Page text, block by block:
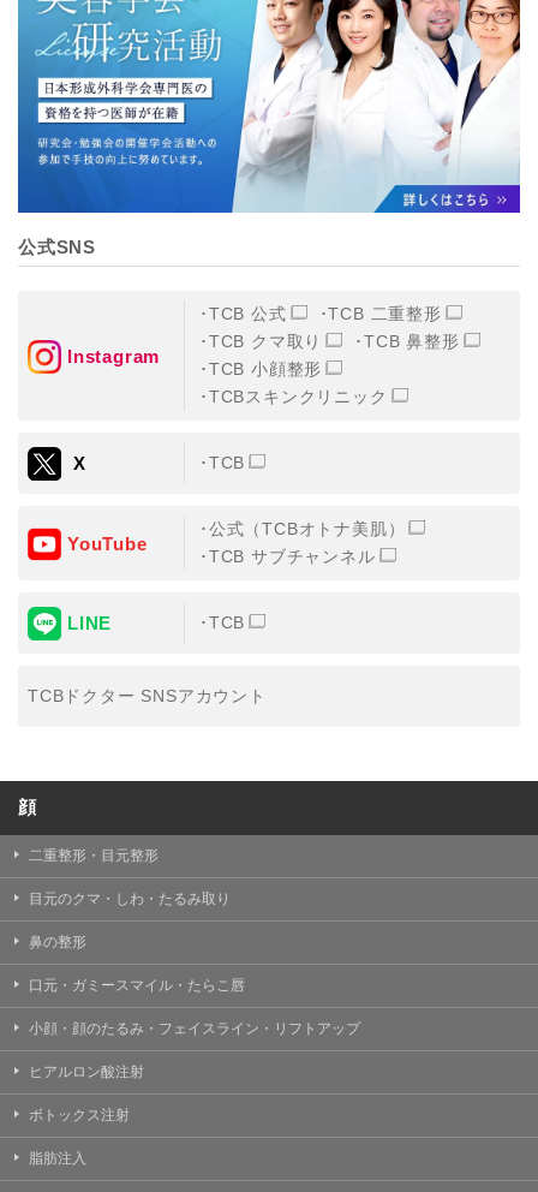
TCBグループは、取り扱う個人情報を、厳正な管理の下
に蓄積・保管し、当該個人情報への不正アクセス・紛
失・破壊・改ざんおよび漏洩等を防止するため、必要か
つ適切な組織的・人的・物理的・技術的防御措置を講じ
ます。
【個人情報の共同利用について】
TCBグループは、【利用目的】達成に必要な範囲で、取
得情報を共同して利用することがあります。
なお、共同利用にあたっては、一般社団法人メディカル
す。
一般社団法人メディカルアライアンス
①共同して利用される情報
②共同して利用する者の範囲
③共同利用する者の利用目的
【外部委託について】
おいて、取得情報の取扱いの全部または一部を外部の業
務委託先に委託することがあります。取得情報の取り扱
TCBグループは、個人情報保護法その他の法令により認
められる場合を除き、患者様の同意なしに、取得情報を
ん。
【個人情報の開示・訂正・利用停止について】
TCBグループは、本人の申し出により個人情報に関する
開示、訂正、更新、削除、利用停止その他お問い合わせ
について、これを適切に対応します。
【Cookie(クッキー)について】
Cookieは、一般的にインターネット閲覧を行う際、又は
の閲覧情報を記憶させておく機能です。
TCBグループでは、Cookie及び類似技術を使用して収集
公式SNS
Instagram
TCB 公式
TCB 二重整形
TCB クマ取り
TCB 鼻整形
TCB 小顔整形
TCBスキンクリニック
X TCB
YouTube
公式（TCBオトナ美肌）
TCB サブチャンネル
LINE TCB
TCBドクター SNSアカウント
顔
二重整形・目元整形
目元のクマ・しわ・たるみ取り
鼻の整形
口元・ガミースマイル・たらこ唇
小顔・顔のたるみ・フェイスライン・リフトアップ
ヒアルロン酸注射
ボトックス注射
脂肪注入